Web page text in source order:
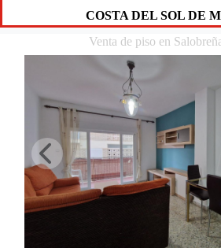
COSTA DEL SOL DE
Venta de piso en